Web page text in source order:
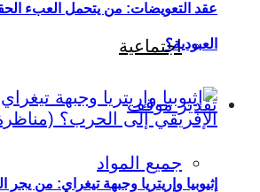
اجتماعية
تقدير موقف
جميع المواد
عقد التعويضات: من يتحمل العبء
العبودية؟
إثيوبيا وإريتريا وجبهة تيغراي: من يجر